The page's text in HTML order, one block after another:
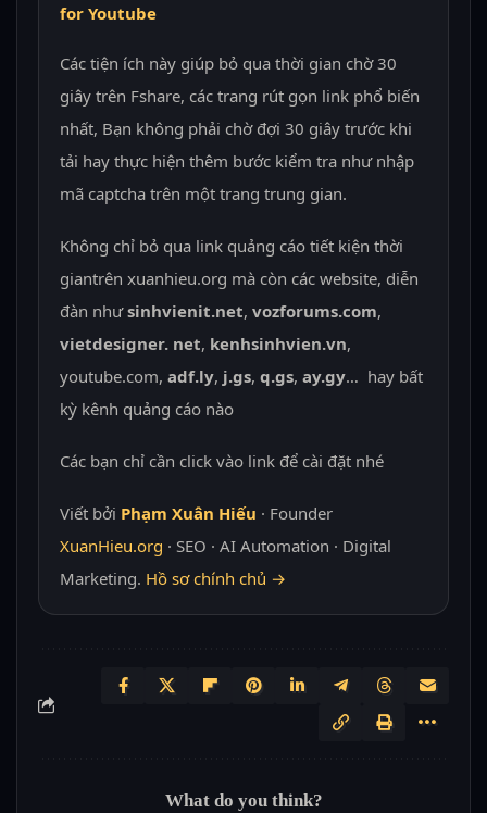
for Youtube
Các tiện ích này giúp bỏ qua thời gian chờ 30
giây trên Fshare, các trang rút gọn link phổ biến
nhất, Bạn không phải chờ đợi 30 giây trước khi
tải hay thực hiện thêm bước kiểm tra như nhập
mã captcha trên một trang trung gian.
Không chỉ bỏ qua link quảng cáo tiết kiện thời
giantrên xuanhieu.org mà còn các website, diễn
đàn nhưsinhvienit.net, vozforums.com,
vietdesigner. net, kenhsinhvien.vn,
youtube.com, adf.ly, j.gs, q.gs, ay.gy… hay bất
kỳ kênh quảng cáo nào
Các bạn chỉ cần click vào link để cài đặt nhé
Viết bởi Phạm Xuân Hiếu · Founder
XuanHieu.org · SEO · AI Automation · Digital
Marketing. Hồ sơ chính chủ →
What do you think?